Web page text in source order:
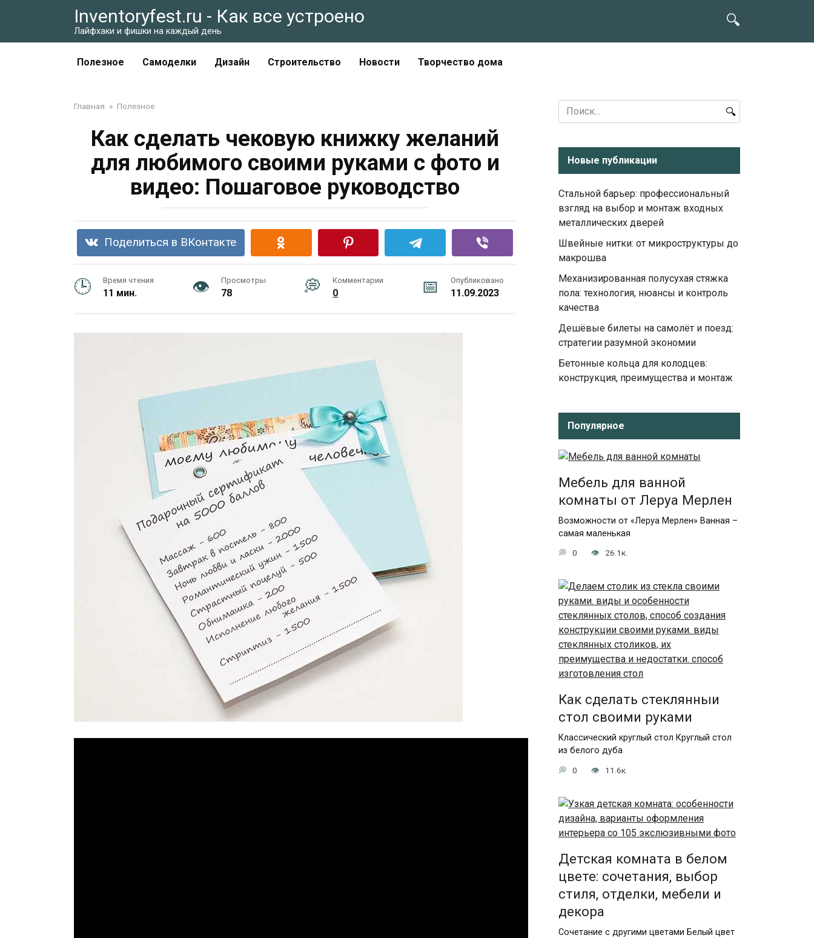
Inventoryfest.ru - Как все устроено
Лайфхаки и фишки на каждый день
Полезное Самоделки Дизайн Строительство Новости Творчество дома
Главная » Полезное
Как сделать чековую книжку желаний
для любимого своими руками с фото и
видео: Пошаговое руководство
Поделиться в ВКонтакте
Время чтения
11 мин.
Просмотры
78
Комментарии
0
Опубликовано
11.09.2023
Search
for:
Новые публикации
Стальной барьер: профессиональный
взгляд на выбор и монтаж входных
металлических дверей
Швейные нитки: от микроструктуры до
макрошва
Механизированная полусухая стяжка
пола: технология, нюансы и контроль
качества
Дешёвые билеты на самолёт и поезд:
стратегии разумной экономии
Бетонные кольца для колодцев:
конструкция, преимущества и монтаж
Популярное
Мебель для ванной
комнаты от Леруа Мерлен
Возможности от «Леруа Мерлен» Ванная –
самая маленькая
0 26.1к.
Как сделать стеклянныи
стол своими руками
Классический круглый стол Круглый стол
из белого дуба
0 11.6к.
Детская комната в белом
цвете: сочетания, выбор
стиля, отделки, мебели и
декора
Сочетание с другими цветами Белый цвет